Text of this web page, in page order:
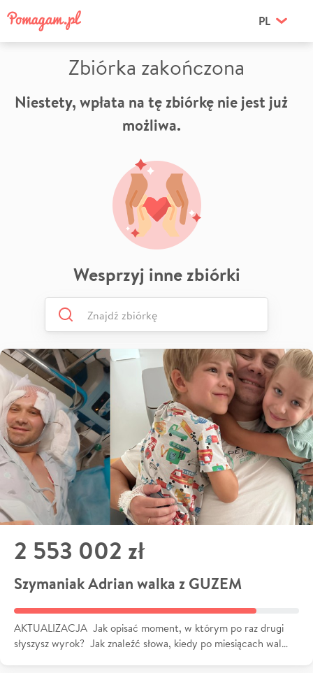
PL
Zbiórka zakończona
Niestety, wpłata na tę zbiórkę nie jest już
możliwa.
Wesprzyj inne zbiórki
2 553 002 zł
Szymaniak Adrian walka z GUZEM
AKTUALIZACJA Jak opisać moment, w którym po raz drugi
słyszysz wyrok? Jak znaleźć słowa, kiedy po miesiącach wal…